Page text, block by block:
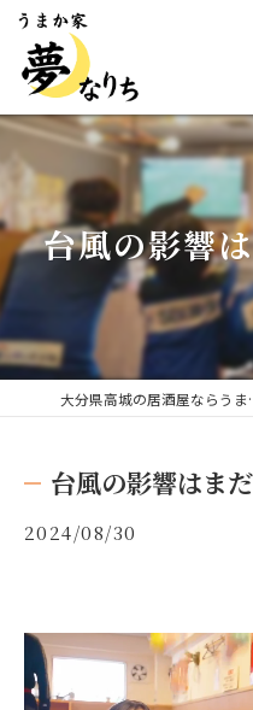
台風の影響
大分県高
台風の影響はま
2024/08/30